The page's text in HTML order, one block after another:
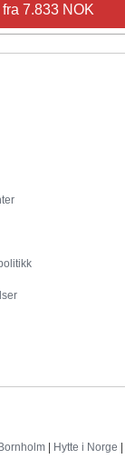
fra 7.833 NOK
| Hytte i Norge |